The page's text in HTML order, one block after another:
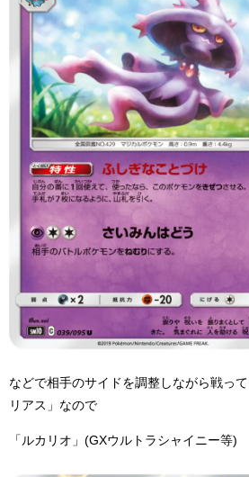
などで相手のサイドを調整しながら戦っ
リアス」なので
「ルカリオ」(GXウルトラシャイニー等)